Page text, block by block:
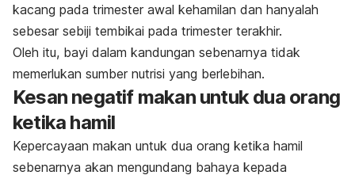
kacang pada trimester awal kehamilan dan hanyalah
sebesar sebiji tembikai pada trimester terakhir.
Oleh itu, bayi dalam kandungan sebenarnya tidak
memerlukan sumber nutrisi yang berlebihan.
Kesan negatif makan untuk dua orang
ketika hamil
Kepercayaan makan untuk dua orang ketika hamil
sebenarnya akan mengundang bahaya kepada